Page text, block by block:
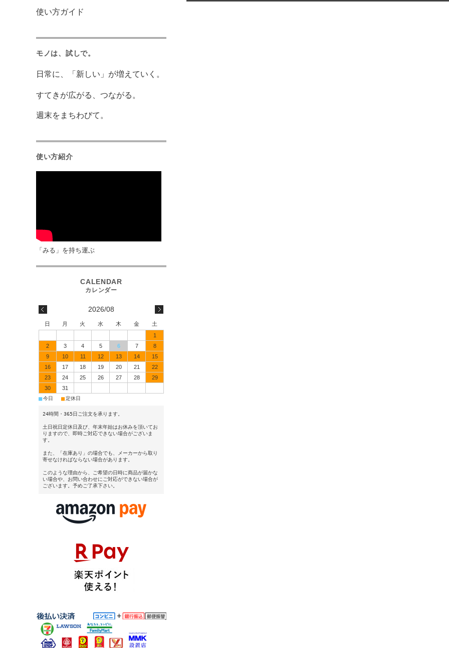
使い方ガイド
モノは、試しで。
日常に、「新しい」が増えていく。
すてきが広がる、つながる。
週末をまちわびて。
使い方紹介
「みる」を持ち運ぶ
2026/08
日 月 火 水 木 金
土
1
2
3 4 5 6 7
8
9
10 11 12 13 14
15
16
17 18 19 20 21
22
23
24 25 26 27 28
29
30
31
■今日 ■定休日
24時間・365日ご注文を承ります。
土日祝日定休日及び、年末年始はお休みを頂いてお
りますので、即時ご対応できない場合がございま
す。
また、「在庫あり」の場合でも、メーカーから取り
寄せなければならない場合があります。
このような理由から、ご希望の日時に商品が届かな
い場合や、お問い合わせにご対応ができない場合が
ございます。予めご了承下さい。